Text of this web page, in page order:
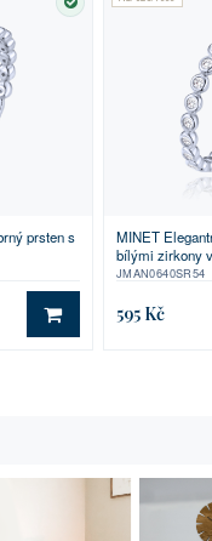
SKLADEM
prsten s
DO KOŠÍKU
MINET
bílými zirkony
JMAN0640SR54
595 Kč